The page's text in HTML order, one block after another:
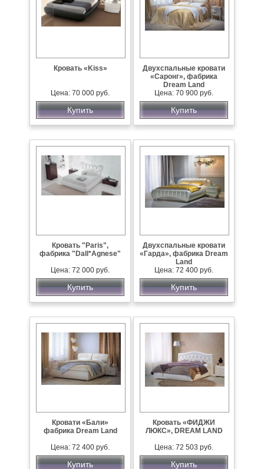
Кровать «Kiss»
Цена: 70 000 руб.
Купить
Двухспальные кровати
«Саронг», фабрика
Dream Land
Цена: 70 900 руб.
Купить
Кровать "Paris",
фабрика "Dall*Agnese"
Цена: 72 000 руб.
Купить
Двухспальные кровати
«Гарда», фабрика Dream
Land
Цена: 72 400 руб.
Купить
Кровати «Бали»
фабрика Dream Land
Цена: 72 400 руб.
Купить
Кровать «ФИДЖИ
ЛЮКС», DREAM LAND
Цена: 72 503 руб.
Купить